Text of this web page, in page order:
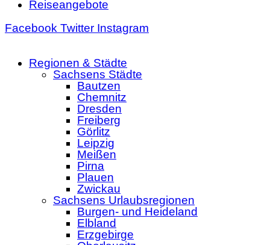
Reiseangebote
Facebook Twitter Instagram
Regionen & Städte
Sachsens Städte
Bautzen
Chemnitz
Dresden
Freiberg
Görlitz
Leipzig
Meißen
Pirna
Plauen
Zwickau
Sachsens Urlaubsregionen
Burgen- und Heideland
Elbland
Erzgebirge